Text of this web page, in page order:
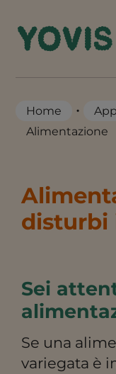
content
Home •
Alimentazione
disturbi
Sei
Se una
variegata è